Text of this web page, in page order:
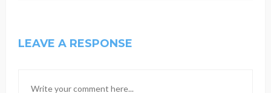
LEAVE A RESPONSE